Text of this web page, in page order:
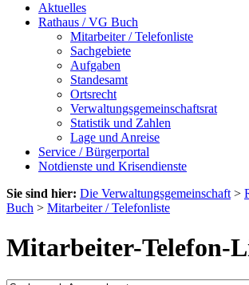
Aktuelles
Rathaus / VG Buch
Mitarbeiter / Telefonliste
Sachgebiete
Aufgaben
Standesamt
Ortsrecht
Verwaltungsgemeinschaftsrat
Statistik und Zahlen
Lage und Anreise
Service / Bürgerportal
Notdienste und Krisendienste
Sie sind hier: Die Verwaltungsgemeinschaft >
Buch > Mitarbeiter / Telefonliste
Mitarbeiter-Telefon-